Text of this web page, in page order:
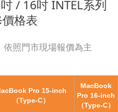
/ 16吋 INTEL系列
格表
依照門市現場報價為主
Pro 15-inch
（Type-C）
MacBook
Pro 16-inch
（Type-C）